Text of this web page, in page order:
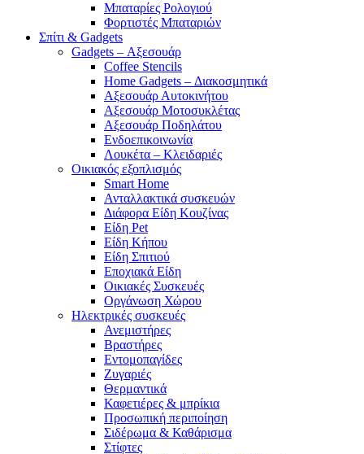
Μπαταρίες Ρολογιού
Φορτιστές Μπαταριών
Σπίτι & Gadgets
Gadgets – Αξεσουάρ
Coffee Stencils
Home Gadgets – Διακοσμητικά
Αξεσουάρ Αυτοκινήτου
Αξεσουάρ Μοτοσυκλέτας
Αξεσουάρ Ποδηλάτου
Ενδοεπικοινωνία
Λουκέτα – Κλειδαριές
Οικιακός εξοπλισμός
Smart Home
Ανταλλακτικά συσκευών
Διάφορα Είδη Κουζίνας
Είδη Pet
Είδη Κήπου
Είδη Σπιτιού
Εποχιακά Είδη
Οικιακές Συσκευές
Οργάνωση Χώρου
Ηλεκτρικές συσκευές
Ανεμιστήρες
Βραστήρες
Εντομοπαγίδες
Ζυγαριές
Θερμαντικά
Καφετιέρες & μπρίκια
Προσωπική περιποίηση
Σιδέρωμα & Καθάρισμα
Στίφτες